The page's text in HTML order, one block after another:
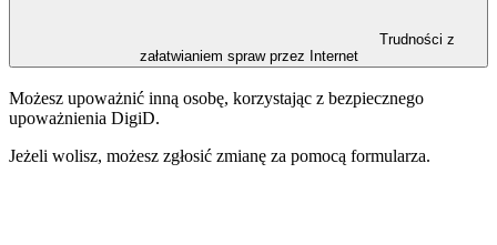
Trudności z
załatwianiem spraw przez Internet
Możesz upoważnić inną osobę, korzystając z bezpiecznego
upoważnienia DigiD.
Jeżeli wolisz, możesz zgłosić zmianę za pomocą formularza.